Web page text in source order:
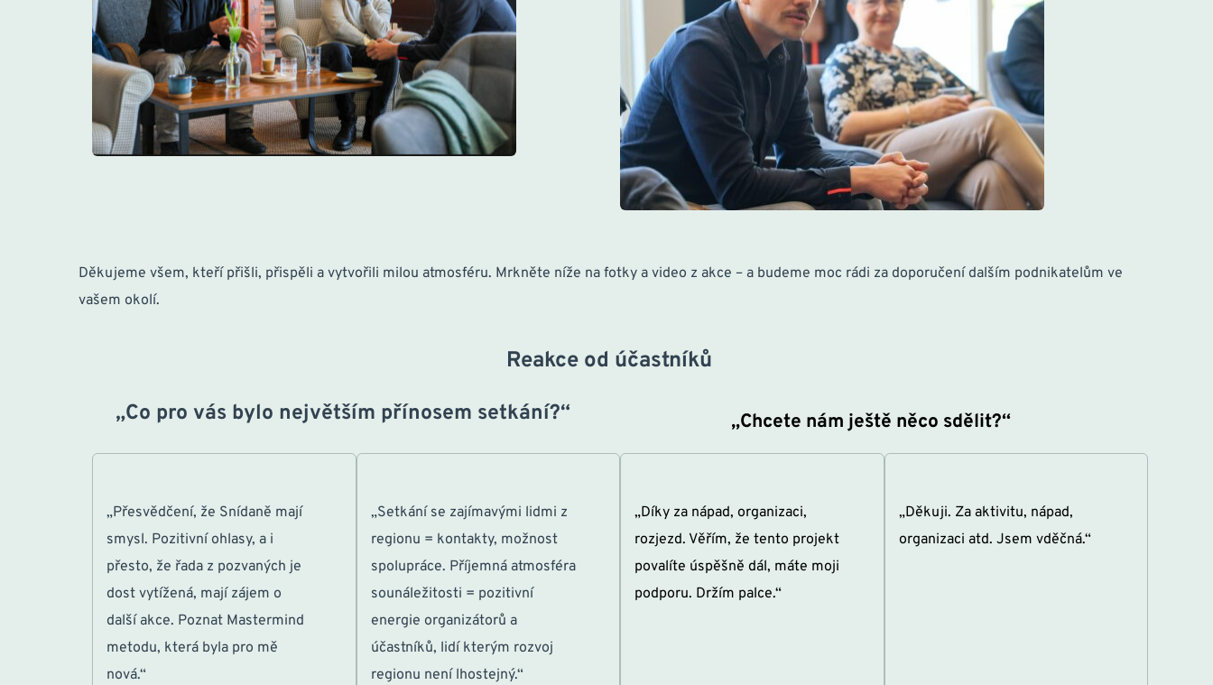
Děkujeme všem, kteří přišli, přispěli a vytvořili milou atmosféru. Mrkněte níže na fotky a video z akce – a budeme moc rádi za doporučení dalším podnikatelům ve
vašem okolí.
   Reakce od účastníků
„Co pro vás bylo největším přínosem setkání?“ „Chcete nám ještě něco sdělit?“
„Přesvědčení, že Snídaně mají
smysl. Pozitivní ohlasy, a i
přesto, že řada z pozvaných je
dost vytížená, mají zájem o
další akce. Poznat Mastermind
metodu, která byla pro mě
nová.“
„Setkání se zajímavými lidmi z
regionu = kontakty, možnost
spolupráce. Příjemná atmosféra
sounáležitosti = pozitivní
energie organizátorů a
účastníků, lidí kterým rozvoj
regionu není lhostejný.“
„Díky za nápad, organizaci,
rozjezd. Věřím, že tento projekt
povalíte úspěšně dál, máte moji
podporu. Držím palce.“
„Děkuji. Za aktivitu, nápad,
organizaci atd. Jsem vděčná.“